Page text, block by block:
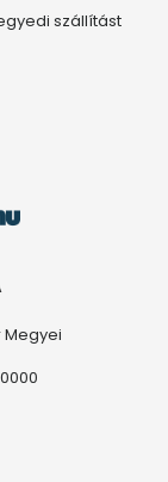
szállítást
Megyei